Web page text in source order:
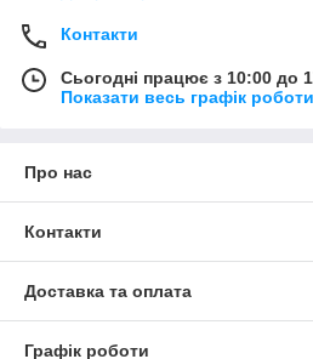
Контакти
Сьогодні працює з 10:00 до
Показати весь графік роботи
Про нас
Контакти
Доставка та оплата
Графік роботи